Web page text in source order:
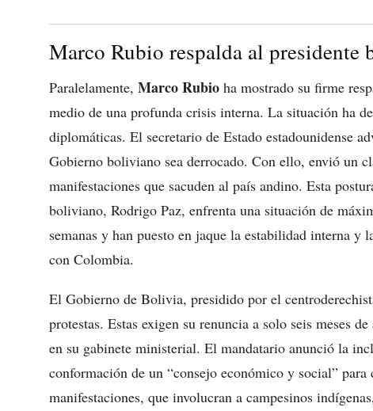
Marco Rubio respalda al presidente
Paralelamente, Marco Rubio ha mostrado su firme
medio de una profunda crisis interna. La situación ha
diplomáticas. El secretario de Estado estadounidense
Gobierno boliviano sea derrocado. Con ello, envió un
manifestaciones que sacuden al país andino. Esta
boliviano, Rodrigo Paz, enfrenta una situación de
semanas y han puesto en jaque la estabilidad interna y
con Colombia.
El Gobierno de Bolivia, presidido por el
protestas. Estas exigen su renuncia a solo seis meses
en su gabinete ministerial. El mandatario anunció la
conformación de un “consejo económico y social”
manifestaciones, que involucran a campesinos